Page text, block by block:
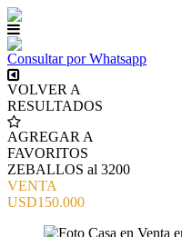
Consultar por Whatsapp
VOLVER A
RESULTADOS
AGREGAR A
FAVORITOS
ZEBALLOS al 3200
VENTA
USD150.000